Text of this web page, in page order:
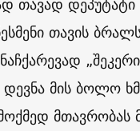
თავის
მის ბოლო
მოქმედ